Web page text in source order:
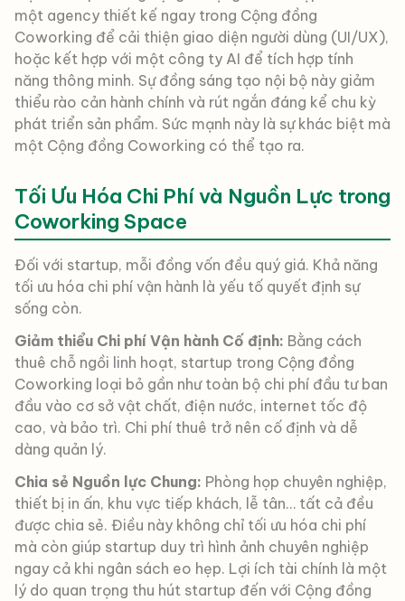
một agency thiết kế ngay trong Cộng đồng
Coworking để cải thiện giao diện người dùng (UI/UX),
hoặc kết hợp với một công ty AI để tích hợp tính
năng thông minh. Sự đồng sáng tạo nội bộ này giảm
thiểu rào cản hành chính và rút ngắn đáng kể chu kỳ
phát triển sản phẩm. Sức mạnh này là sự khác biệt mà
một Cộng đồng Coworking có thể tạo ra.
Tối Ưu Hóa Chi Phí và Nguồn Lực trong
Coworking Space
Đối với startup, mỗi đồng vốn đều quý giá. Khả năng
tối ưu hóa chi phí vận hành là yếu tố quyết định sự
sống còn.
Giảm thiểu Chi phí Vận hành Cố định: Bằng cách
thuê chỗ ngồi linh hoạt, startup trong Cộng đồng
Coworking loại bỏ gần như toàn bộ chi phí đầu tư ban
đầu vào cơ sở vật chất, điện nước, internet tốc độ
cao, và bảo trì. Chi phí thuê trở nên cố định và dễ
dàng quản lý.
Chia sẻ Nguồn lực Chung: Phòng họp chuyên nghiệp,
thiết bị in ấn, khu vực tiếp khách, lễ tân… tất cả đều
được chia sẻ. Điều này không chỉ tối ưu hóa chi phí
mà còn giúp startup duy trì hình ảnh chuyên nghiệp
ngay cả khi ngân sách eo hẹp. Lợi ích tài chính là một
lý do quan trọng thu hút startup đến với Cộng đồng